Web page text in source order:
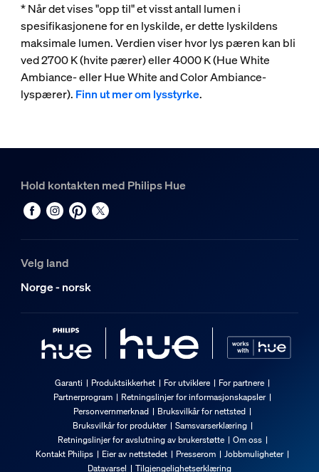
* Når det vises "opp til" et visst antall lumen i
spesifikasjonene for en lyskilde, er dette lyskildens
maksimale lumen. Verdien viser hvor lys pæren kan bli
ved 2700 K (hvite pærer) eller 4000 K (Hue White
Ambiance- eller Hue White and Color Ambiance-
lyspærer). Finn ut mer om lysstyrke.
Hold kontakten med Philips Hue
Velg land
Norge - norsk
Garanti Produktsikkerhet For utviklere
For partnere
Partnerprogram
Retningslinjer for informasjonskapsler
Personvernmerknad
Bruksvilkår for nettsted
Bruksvilkår for produkter
Samsvarserklæring
Retningslinjer for avslutning av brukerstøtte
Om oss
Kontakt Philips
Eier av nettstedet Presserom
Jobbmuligheter
Datavarsel
Tilgjengelighetserklæring